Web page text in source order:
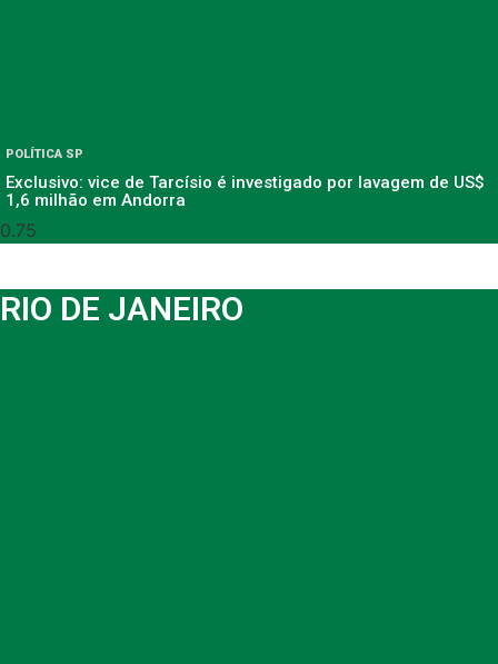
POLÍTICA SP
Exclusivo: vice de Tarcísio é investigado por lavagem de US$
1,6 milhão em Andorra
RIO DE JANEIRO